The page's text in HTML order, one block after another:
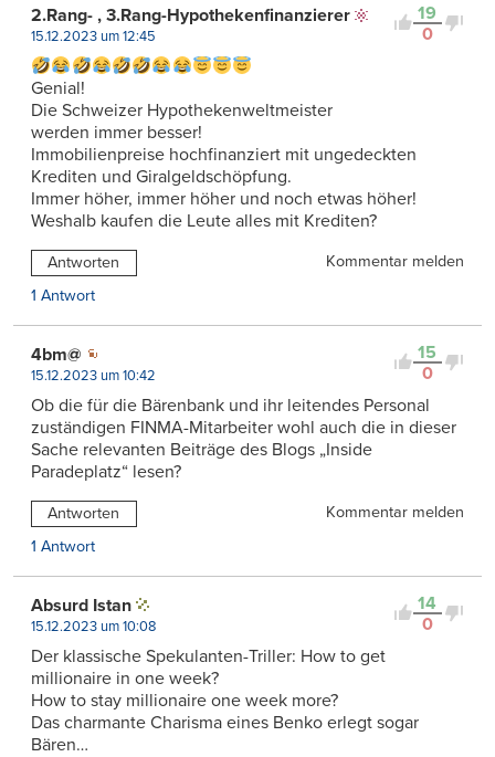
19
0
2.Rang- , 3.Rang-Hypothekenfinanzierer
15.12.2023 um 12:45
Genial!
Die Schweizer Hypothekenweltmeister
werden immer besser!
Immobilienpreise hochfinanziert mit ungedeckten
Krediten und Giralgeldschöpfung.
Immer höher, immer höher und noch etwas höher!
Weshalb kaufen die Leute alles mit Krediten?
Antworten
Kommentar melden
1 Antwort
15
0
4bm@
15.12.2023 um 10:42
Ob die für die Bärenbank und ihr leitendes Personal
zuständigen FINMA-Mitarbeiter wohl auch die in dieser
Sache relevanten Beiträge des Blogs „Inside
Paradeplatz“ lesen?
Antworten
Kommentar melden
1 Antwort
14
0
Absurd Istan
15.12.2023 um 10:08
Der klassische Spekulanten-Triller: How to get
millionaire in one week?
How to stay millionaire one week more?
Das charmante Charisma eines Benko erlegt sogar
Bären…